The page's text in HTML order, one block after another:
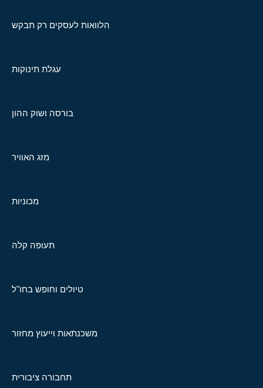
הלוואות לעסקים רק תבקש
עגלת תינוקות
בורסה ושוק ההון
מזג האוויר
מכוניות
תעופה קלה
טיולים וחופש בחו"ל
משכנתאות וייעוץ מחזור
תחבורה ציבורית